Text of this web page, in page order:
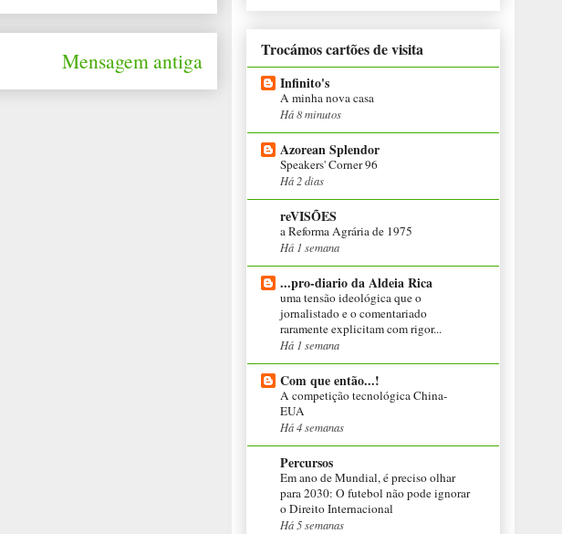
Mensagem antiga Trocámos cartões de visita
Infinito's
A minha nova casa
Há 8 minutos
Azorean Splendor
Speakers' Corner 96
Há 2 dias
reVISÕES
a Reforma Agrária de 1975
Há 1 semana
...pro-diario da Aldeia Rica
uma tensão ideológica que o
jornalistado e o comentariado
raramente explicitam com rigor...
Há 1 semana
Com que então...!
A competição tecnológica China-
EUA
Há 4 semanas
Percursos
Em ano de Mundial, é preciso olhar
para 2030: O futebol não pode ignorar
o Direito Internacional
Há 5 semanas